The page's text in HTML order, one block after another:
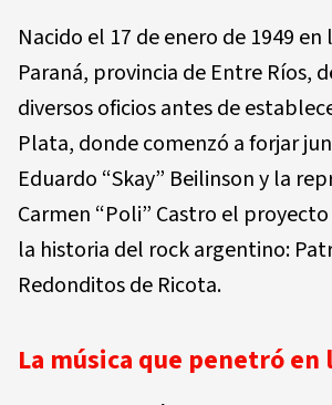
Nacido el 17 de enero de 1949 en
Paraná, provincia de Entre Ríos,
diversos oficios antes de
Plata, donde comenzó a forjar
Eduardo “Skay” Beilinson y la
Carmen “Poli” Castro el
la historia del rock argentino:
Redonditos de Ricota.
La música que penetró en